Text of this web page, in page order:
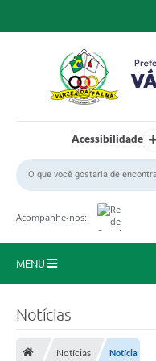
Acessibilidade
Acompanhe-nos:
MENU
Notícias
Notícias Notícia